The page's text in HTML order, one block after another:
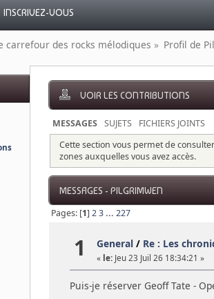
INSCRIVEZ-VOUS
carrefour des rocks mélodiques » Profil de
VOIR LES CONTRIBUTIONS
MESSAGES SUJETS
FICHIERS JOINTS
Cette section vous permet de
zones auxquelles vous avez accès.
MESSAGES - PILGRIMWEN
Pages: [1] 23... 227
1 General/ Re : Les
« le:Jeu 23 Juil 26 18:34:21 »
Puis-je réserver Geoff Tate -